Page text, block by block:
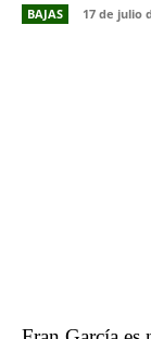
BAJAS 17 de julio